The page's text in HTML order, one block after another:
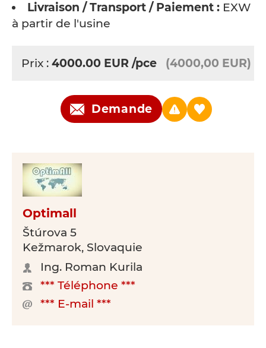
Livraison / Transport / Paiement : EXW -
à partir de l'usine
Prix : 4000.00 EUR /pce (4000,00 EUR)
Demande
Optimall
Štúrova 5
Kežmarok, Slovaquie
Ing. Roman Kurila
*** Téléphone ***
*** E-mail ***